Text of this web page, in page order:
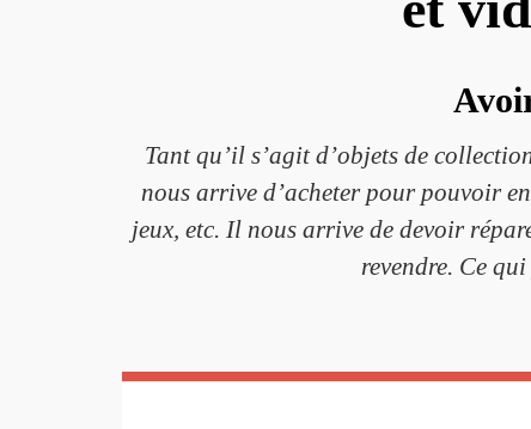
Tant qu’il s’agit d’objets de
nous arrive d’acheter pour pouvoir
jeux, etc. Il nous arrive de devoir
revendre. Ce